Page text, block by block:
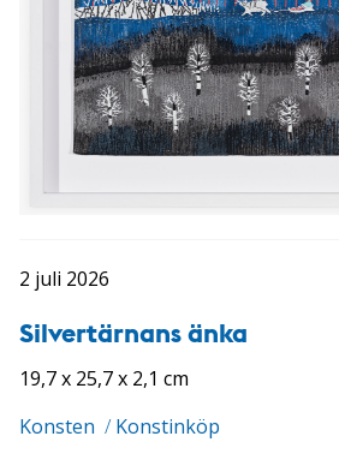
2 juli 2026
Silvertärnans änka
19,7 x 25,7 x 2,1 cm
Konsten / Konstinköp